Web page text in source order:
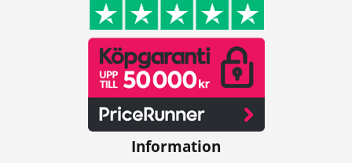
Information